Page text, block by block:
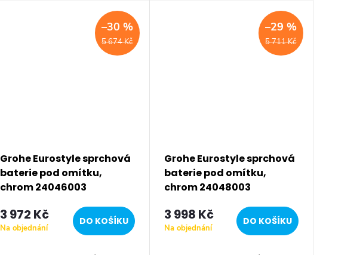
Koupelnová baterie, podomítková...
5 674 Kč
–30 %
Grohe Eurostyle sprchová
baterie pod omítku,
chrom 24046003
3 972 Kč
Na objednání
DO KOŠÍKU
5 711 Kč
–29 %
Grohe Eurostyle sprchová
baterie pod omítku,
chrom 24048003
3 998 Kč
Na objednání
DO KOŠÍKU